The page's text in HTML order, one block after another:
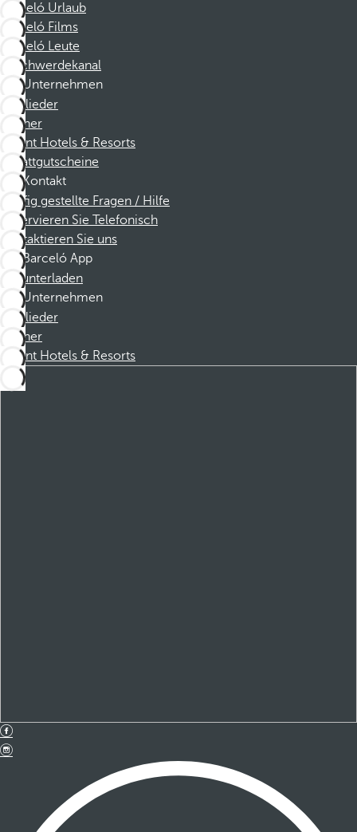
Barceló Urlaub
Barceló Films
Barceló Leute
Beschwerdekanal
Unternehmen
Mitglieder
Partner
Dorint Hotels & Resorts
Rabattgutscheine
Kontakt
Häufig gestellte Fragen / Hilfe
Reservieren Sie Telefonisch
Kontaktieren Sie uns
Barceló App
Herunterladen
Unternehmen
Mitglieder
Partner
Dorint Hotels & Resorts